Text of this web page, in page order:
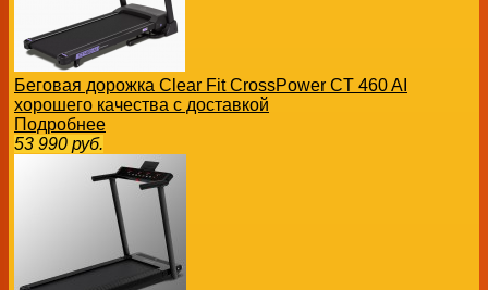
Беговая дорожка Clear Fit CrossPower CT 460 AI
хорошего качества с доставкой
Подробнее
53 990 руб.